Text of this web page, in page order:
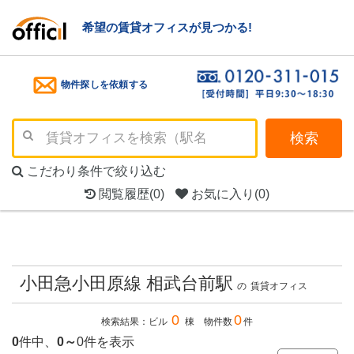
希望の賃貸オフィスが見つかる!
物件探しを依頼する
検索
こだわり条件で絞り込む
閲覧履歴(0) お気に入り (0)
小田急小田原線 相武台前駅 の 賃貸オフィス
検索結果：ビル 0 棟 物件数0件
0件中、 0～0件を表示